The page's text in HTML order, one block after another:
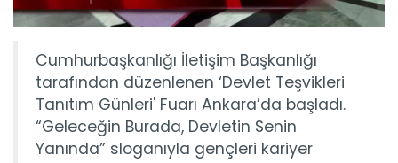
Cumhurbaşkanlığı İletişim Başkanlığı
tarafından düzenlenen ‘Devlet Teşvikleri
Tanıtım Günleri' Fuarı Ankara’da başladı.
“Geleceğin Burada, Devletin Senin
Yanında” sloganıyla gençleri kariyer